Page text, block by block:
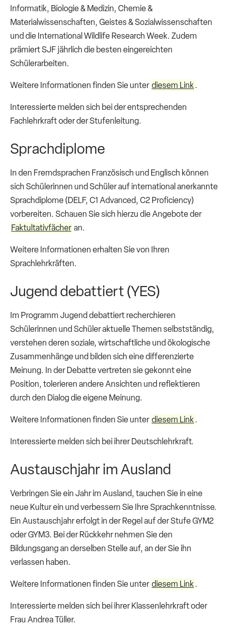
Informatik, Biologie & Medizin, Chemie &
Materialwissenschaften, Geistes & Sozialwissenschaften
und die International Wildlife Research Week. Zudem
prämiert SJF jährlich die besten eingereichten
Schülerarbeiten.
Weitere Informationen finden Sie unter diesem Link.
Interessierte melden sich bei der entsprechenden
Fachlehrkraft oder der Stufenleitung.
Sprachdiplome
In den Fremdsprachen Französisch und Englisch können
sich Schülerinnen und Schüler auf international anerkannte
Sprachdiplome (DELF, C1 Advanced, C2 Proficiency)
vorbereiten. Schauen Sie sich hierzu die Angebote der
Faktultativfächer an.
Weitere Informationen erhalten Sie von Ihren
Sprachlehrkräften.
Jugend debattiert (YES)
Im Programm Jugend debattiert recherchieren
Schülerinnen und Schüler aktuelle Themen selbstständig,
verstehen deren soziale, wirtschaftliche und ökologische
Zusammenhänge und bilden sich eine differenzierte
Meinung. In der Debatte vertreten sie gekonnt eine
Position, tolerieren andere Ansichten und reflektieren
durch den Dialog die eigene Meinung.
Weitere Informationen finden Sie unter diesem Link.
Interessierte melden sich bei ihrer Deutschlehrkraft.
Austauschjahr im Ausland
Verbringen Sie ein Jahr im Ausland, tauchen Sie in eine
neue Kultur ein und verbessern Sie Ihre Sprachkenntnisse.
Ein Austauschjahr erfolgt in der Regel auf der Stufe GYM2
oder GYM3. Bei der Rückkehr nehmen Sie den
Bildungsgang an derselben Stelle auf, an der Sie ihn
verlassen haben.
Weitere Informationen finden Sie unter diesem Link.
Interessierte melden sich bei ihrer Klassenlehrkraft oder
Frau Andrea Tüller.